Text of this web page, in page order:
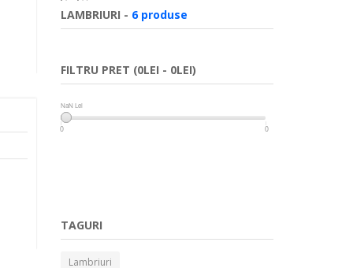
LAMBRIURI - 6 produse
FILTRU PRET (0LEI - 0LEI)
NaN Lei
NaN Lei
0 0
TAGURI
Lambriuri